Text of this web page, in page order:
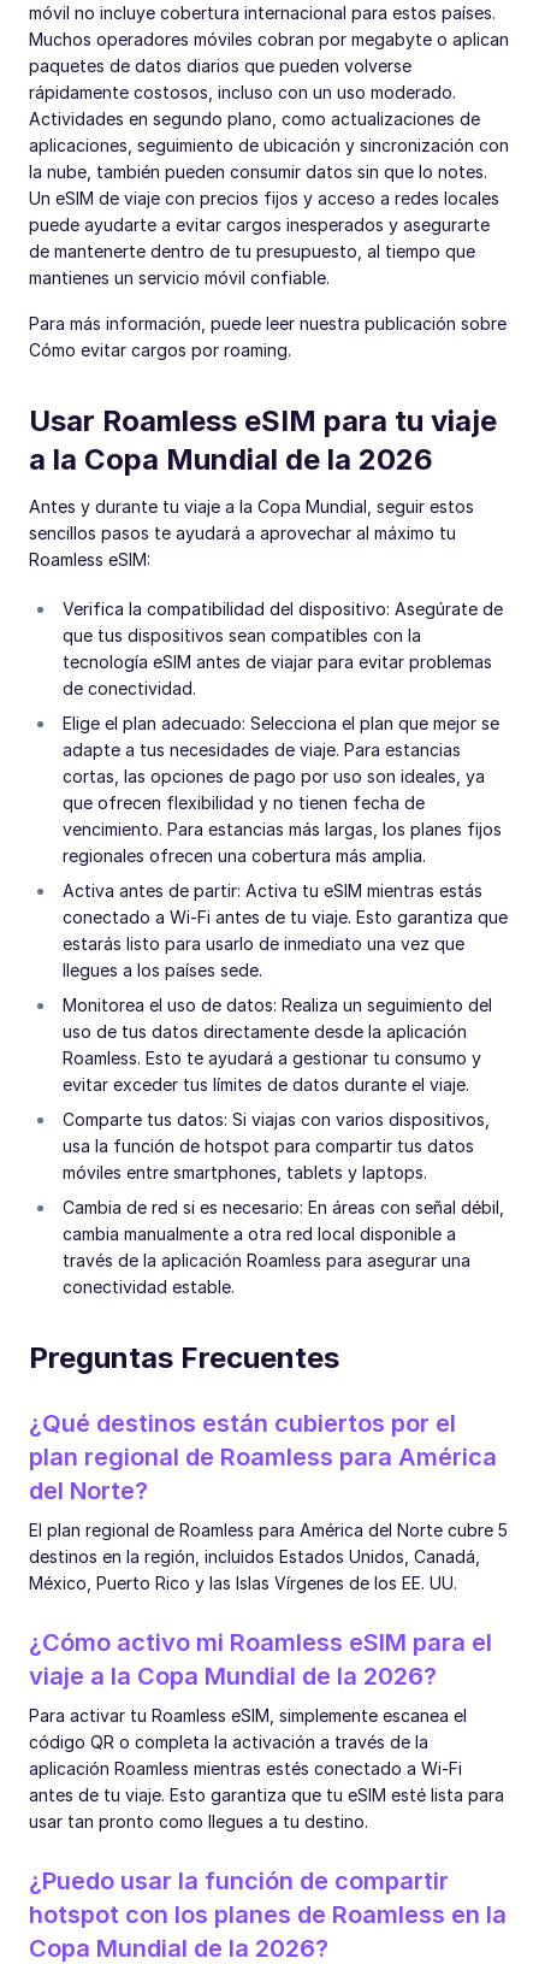
móvil no incluye cobertura internacional para estos países.
Muchos operadores móviles cobran por megabyte o aplican
paquetes de datos diarios que pueden volverse
rápidamente costosos, incluso con un uso moderado.
Actividades en segundo plano, como actualizaciones de
aplicaciones, seguimiento de ubicación y sincronización con
la nube, también pueden consumir datos sin que lo notes.
Un eSIM de viaje con precios fijos y acceso a redes locales
puede ayudarte a evitar cargos inesperados y asegurarte
de mantenerte dentro de tu presupuesto, al tiempo que
mantienes un servicio móvil confiable.
Para más información, puede leer nuestra publicación sobre
Cómo evitar cargos por roaming.
Usar Roamless eSIM para tu viaje
a la Copa Mundial de la 2026
Antes y durante tu viaje a la Copa Mundial, seguir estos
sencillos pasos te ayudará a aprovechar al máximo tu
Roamless eSIM:
Verifica la compatibilidad del dispositivo: Asegúrate de
que tus dispositivos sean compatibles con la
tecnología eSIM antes de viajar para evitar problemas
de conectividad.
Elige el plan adecuado: Selecciona el plan que mejor se
adapte a tus necesidades de viaje. Para estancias
cortas, las opciones de pago por uso son ideales, ya
que ofrecen flexibilidad y no tienen fecha de
vencimiento. Para estancias más largas, los planes fijos
regionales ofrecen una cobertura más amplia.
Activa antes de partir: Activa tu eSIM mientras estás
conectado a Wi-Fi antes de tu viaje. Esto garantiza que
estarás listo para usarlo de inmediato una vez que
llegues a los países sede.
Monitorea el uso de datos: Realiza un seguimiento del
uso de tus datos directamente desde la aplicación
Roamless. Esto te ayudará a gestionar tu consumo y
evitar exceder tus límites de datos durante el viaje.
Comparte tus datos: Si viajas con varios dispositivos,
usa la función de hotspot para compartir tus datos
móviles entre smartphones, tablets y laptops.
Cambia de red si es necesario: En áreas con señal débil,
cambia manualmente a otra red local disponible a
través de la aplicación Roamless para asegurar una
conectividad estable.
Preguntas Frecuentes
¿Qué destinos están cubiertos por el
plan regional de Roamless para América
del Norte?
El plan regional de Roamless para América del Norte cubre 5
destinos en la región, incluidos Estados Unidos, Canadá,
México, Puerto Rico y las Islas Vírgenes de los EE. UU.
¿Cómo activo mi Roamless eSIM para el
viaje a la Copa Mundial de la 2026?
Para activar tu Roamless eSIM, simplemente escanea el
código QR o completa la activación a través de la
aplicación Roamless mientras estés conectado a Wi-Fi
antes de tu viaje. Esto garantiza que tu eSIM esté lista para
usar tan pronto como llegues a tu destino.
¿Puedo usar la función de compartir
hotspot con los planes de Roamless en la
Copa Mundial de la 2026?